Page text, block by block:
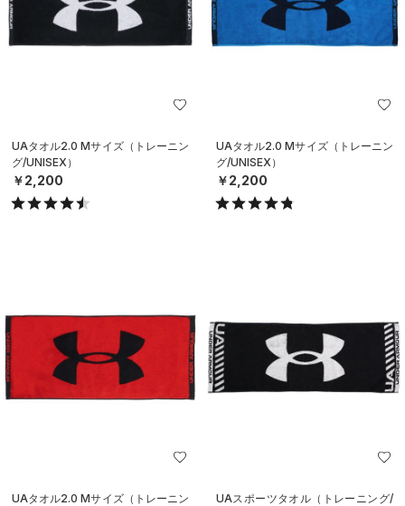
UAタオル2.0 Mサイズ（トレーニン
グ/UNISEX）
￥2,200
UAタオル2.0 Mサイズ（トレーニン
グ/UNISEX）
￥2,200
UAタオル2.0 Mサイズ（トレーニン
UAスポーツタオル（トレーニング/